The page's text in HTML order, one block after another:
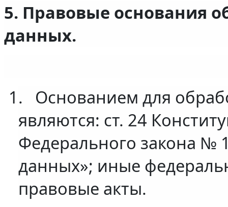
5. Правовые основания
данных.
1.
Основанием для
являются: ст. 24
Федерального закона №
данных»; иные
правовые акты.